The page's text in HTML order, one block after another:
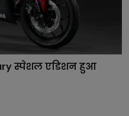
स्पेशल एडिशन हुआ